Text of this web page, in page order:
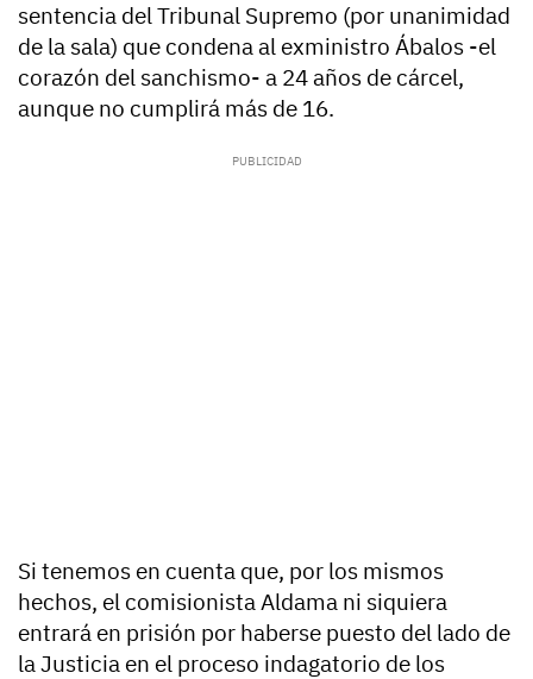
sentencia del Tribunal Supremo (por unanimidad
de la sala) que condena al exministro Ábalos -el
corazón del sanchismo- a 24 años de cárcel,
aunque no cumplirá más de 16.
Si tenemos en cuenta que, por los mismos
hechos, el comisionista Aldama ni siquiera
entrará en prisión por haberse puesto del lado de
la Justicia en el proceso indagatorio de los